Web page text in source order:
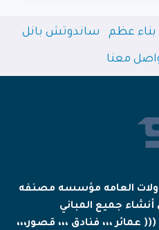
بناء عظم ساندوتش بانل
معنا
العامه مؤسسه مصنفه
جميع المباني
عمائر ،،، فنادق ،،، قصور،،،